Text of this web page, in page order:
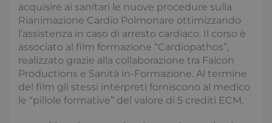
acquisire ai sanitari le nuove procedure sulla
Rianimazione Cardio Polmonare ottimizzando
l’assistenza in caso di arresto cardiaco. Il corso è
associato al film formazione “Cardiopathos”,
realizzato grazie alla collaborazione tra Falcon
Productions e Sanità in-Formazione. Al termine
del film gli stessi interpreti forniscono al medico
le “pillole formative” del valore di 5 crediti ECM.